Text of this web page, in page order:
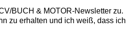
BUCH & MOTOR-Newsletter zu.
zu erhalten und ich weiß, dass ich